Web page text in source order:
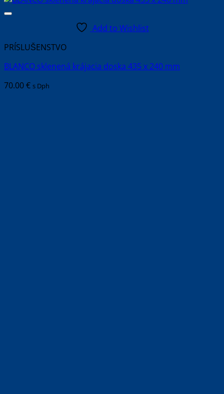
Add to Wishlist
PRÍSLUŠENSTVO
BLANCO sklenená krájacia doska 435 x 240 mm
70.00€ s Dph